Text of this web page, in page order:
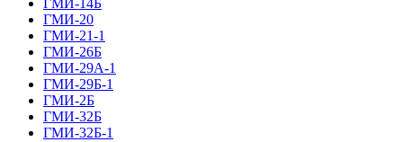
ГМИ-14Б
ГМИ-20
ГМИ-21-1
ГМИ-26Б
ГМИ-29А-1
ГМИ-29Б-1
ГМИ-2Б
ГМИ-32Б
ГМИ-32Б-1